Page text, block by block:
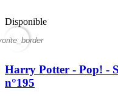
Disponible
Harry Potter - Pop! -
n°195